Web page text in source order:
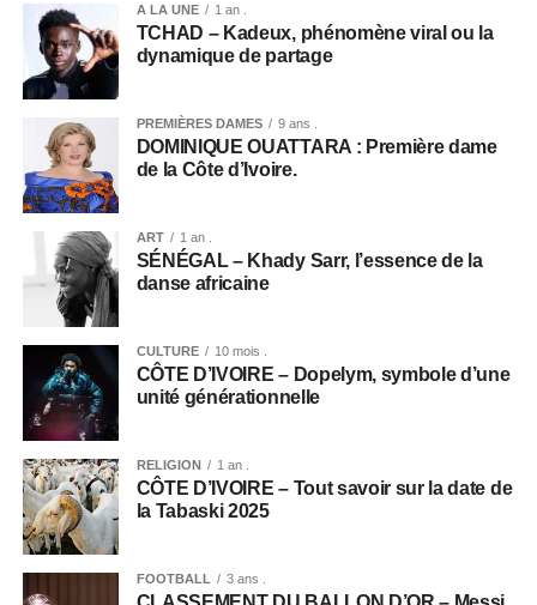
A LA UNE 1 an .
TCHAD – Kadeux, phénomène viral ou la
dynamique de partage
PREMIÈRES DAMES 9 ans .
DOMINIQUE OUATTARA : Première dame
de la Côte d’Ivoire.
ART 1 an .
SÉNÉGAL – Khady Sarr, l’essence de la
danse africaine
CULTURE 10 mois .
CÔTE D’IVOIRE – Dopelym, symbole d’une
unité générationnelle
RELIGION 1 an .
CÔTE D’IVOIRE – Tout savoir sur la date de
la Tabaski 2025
FOOTBALL 3 ans .